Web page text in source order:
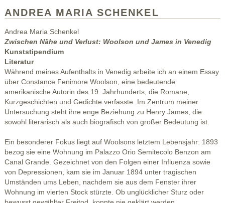
ANDREA MARIA SCHENKEL
Andrea Maria Schenkel
Zwischen Nähe und Verlust: Woolson und James in Venedig
Kunststipendium
Literatur
Während meines Aufenthalts in Venedig arbeite ich an einem Essay
über Constance Fenimore Woolson, eine bedeutende
amerikanische Autorin des 19. Jahrhunderts, die Romane,
Kurzgeschichten und Gedichte verfasste. Im Zentrum meiner
Untersuchung steht ihre enge Beziehung zu Henry James, die
sowohl literarisch als auch biografisch von großer Bedeutung ist.
Ein besonderer Fokus liegt auf Woolsons letztem Lebensjahr: 1893
bezog sie eine Wohnung im Palazzo Orio Semitecolo Benzon am
Canal Grande. Gezeichnet von den Folgen einer Influenza sowie
von Depressionen, kam sie im Januar 1894 unter tragischen
Umständen ums Leben, nachdem sie aus dem Fenster ihrer
Wohnung im vierten Stock stürzte. Ob unglücklicher Sturz oder